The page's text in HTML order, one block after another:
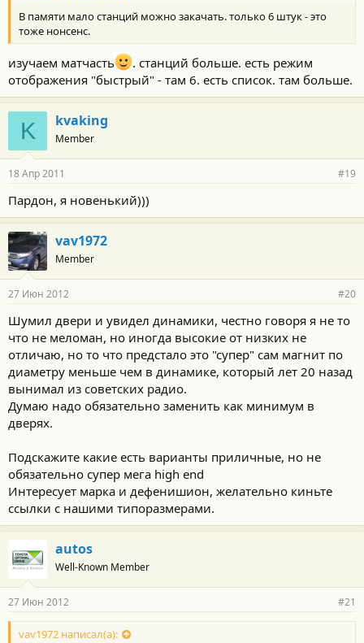
В памяти мало станций можно закачать. только 6 штук - это
тоже нонсенс.
изучаем матчасть
. станций больше. есть режим
отображения "быстрый" - там 6. есть список. там больше.
K kvaking
Member
18 Апр 2011 #19
Пардон, я новенький)))
vav1972
Member
27 Июн 2012 #20
Шумил двери и увидел динамики, честно говоря я не то
что не меломан, но иногда высокие от низких не
отличаю, но то что предстало это "супер" сам магнит по
диаметру меньше чем в динамике, который лет 20 назад
вынимал из советских радио.
Думаю надо обязательно заменить как минимум в
дверях.
Подскажите какие есть варианты приличные, но не
обязательно супер мега high end
Интересует марка и дефенишион, желательно киньте
ссылки с нашими типоразмерами.
autos
Well-Known Member
27 Июн 2012 #21
vav1972 написал(а):